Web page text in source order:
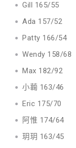
Gill 165/55
Ada 157/52
Patty 166/54
Wendy 158/68
Max 182/92
小蘜 163/46
Eric 175/70
阿惟 174/64
玥玥 163/45